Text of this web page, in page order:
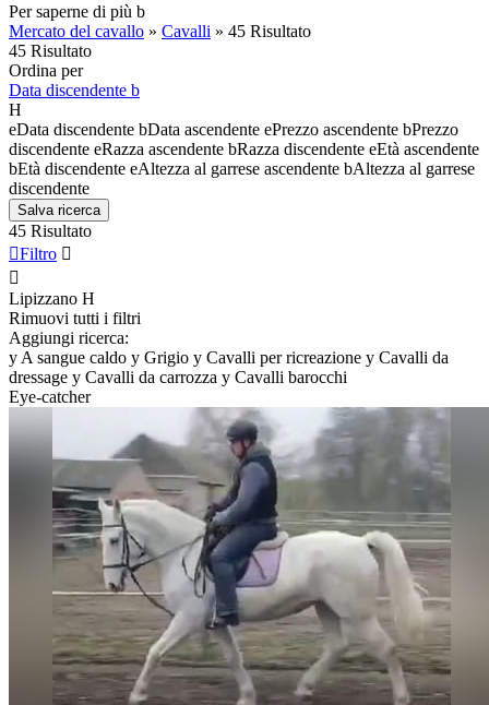
Per saperne di più b
Mercato del cavallo » Cavalli » 45 Risultato
45 Risultato
Ordina per
Data discendente b
H
eData discendente bData ascendente ePrezzo ascendente bPrezzo
discendente eRazza ascendente bRazza discendente eEtà ascendente
bEtà discendente eAltezza al garrese ascendente bAltezza al garrese
discendente
Salva ricerca
45 Risultato
Filtro 

Lipizzano H
Rimuovi tutti i filtri
Aggiungi ricerca:
y A sangue caldo y Grigio y Cavalli per ricreazione y Cavalli da
dressage y Cavalli da carrozza y Cavalli barocchi
Eye-catcher